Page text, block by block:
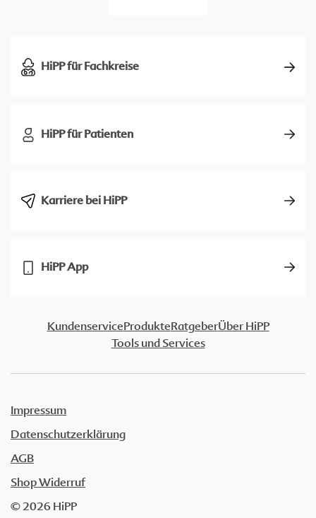
HiPP für Fachkreise
HiPP für Patienten
Karriere bei HiPP
HiPP App
KundenserviceProdukteRatgeberÜber HiPP
Tools und Services
Impressum
Datenschutzerklärung
AGB
Shop Widerruf
© 2026 HiPP